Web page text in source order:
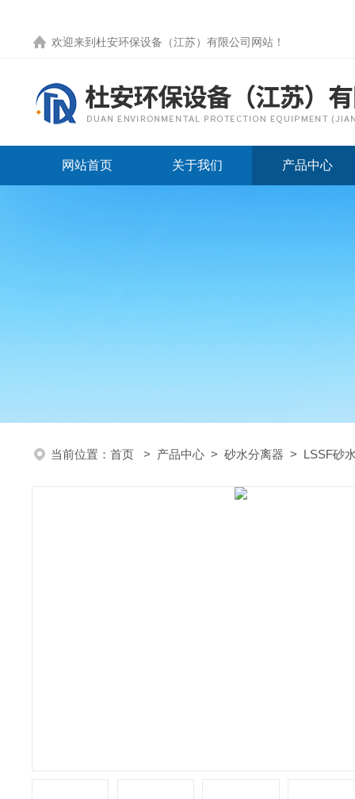
欢迎来到 杜安环保设备（江苏）有限公司网站 ！
网站首页 关于我们 产品中心
当前位置： 首页 > 产品中心 > 砂水分离器 > LSSF砂